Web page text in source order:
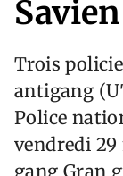
Savien
Trois
antigang
Police
vendredi
gang Gran